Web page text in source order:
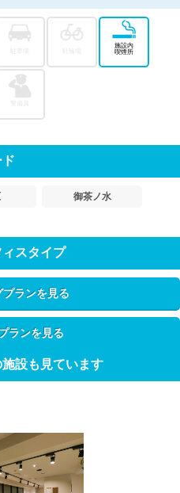
施設内
喫煙所
御茶ノ水
スタイプ
ランを見る
ランを見る
設も見ています